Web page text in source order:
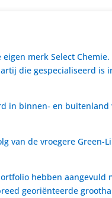
merk Select
die gespecialiseerd is
in binnen- en
van de vroegere Green-
hebben aangevuld
georiënteerde